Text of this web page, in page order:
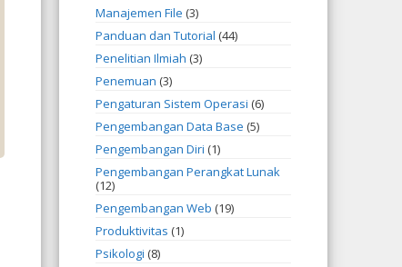
Manajemen File (3)
Panduan dan Tutorial (44)
Penelitian Ilmiah (3)
Penemuan (3)
Pengaturan Sistem Operasi (6)
Pengembangan Data Base (5)
Pengembangan Diri (1)
Pengembangan Perangkat Lunak
(12)
Pengembangan Web (19)
Produktivitas (1)
Psikologi (8)